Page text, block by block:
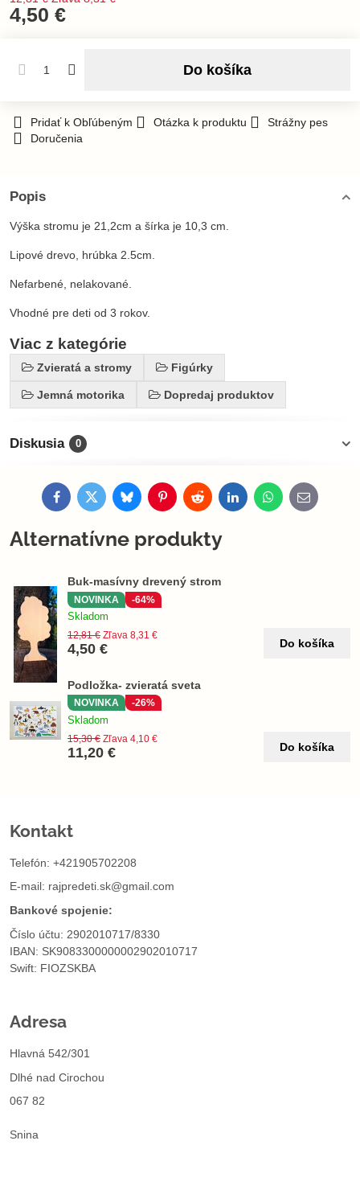
4,50 €
Do košíka
Pridať k Obľúbeným Otázka k produktu
Strážny pes
Doručenia
Popis
Výška stromu je 21,2cm a šírka je 10,3 cm.
Lipové drevo, hrúbka 2.5cm.
Nefarbené, nelakované.
Vhodné pre deti od 3 rokov.
Viac z kategórie
Zvieratá a stromy Figúrky
Jemná motorika Dopredaj produktov
Diskusia 0
FacebookTwitterBlueskyPinterestRedditLinkedInWhatsApp
E-
mail
Alternatívne produkty
Buk-masívny drevený strom
NOVINKA -64%
Skladom
4,50 €
12,81 € Zľava 8,31 €
Do košíka
Podložka- zvieratá sveta
NOVINKA -26%
Skladom
11,20 €
15,30 € Zľava 4,10 €
Do košíka
Kontakt
Telefón: +421905702208
E-mail: rajpredeti.sk@gmail.com
Bankové spojenie:
Číslo účtu: 2902010717/8330
IBAN: SK9083300000002902010717
Swift: FIOZSKBA
Adresa
Hlavná 542/301
Dlhé nad Cirochou
067 82
Snina